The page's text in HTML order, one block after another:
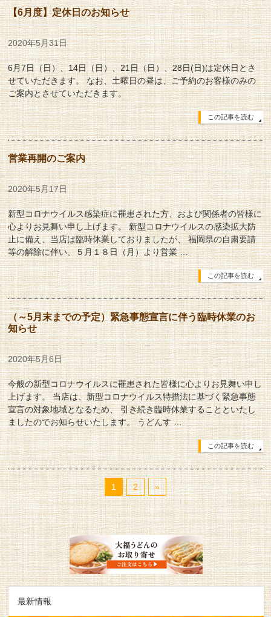
【6月度】定休日のお知らせ
2020年5月31日
6月7日（日）、14日（日）、21日（日）、28日(日)は定休日とさ
せていただきます。 なお、土曜日の昼は、ご予約のお客様のみの
ご案内とさせていただきます。
この記事を読む
営業再開のご案内
2020年5月17日
新型コロナウイルス感染症に罹患された方、および関係者の皆様に
心よりお見舞い申し上げます。 新型コロナウイルスの感染拡大防
止に備え、当店は臨時休業しておりましたが、 福岡県の自粛要請
等の解除に伴い、５月１８日（月）より営業 …
この記事を読む
（～5月末までの予定）緊急事態宣言に伴う臨時休業のお
知らせ
2020年5月6日
今般の新型コロナウイルスに罹患された皆様に心よりお見舞い申し
上げます。 当店は、新型コロナウイルス特措法に基づく緊急事態
宣言の対象地域となるため、 引き続き臨時休業することといたし
ましたのでお知らせいたします。 うどんす …
この記事を読む
1 2 »
最新情報